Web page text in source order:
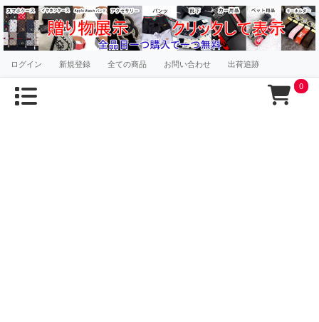
ログイン 新規登録 全ての商品 お問い合わせ 出荷追跡
0